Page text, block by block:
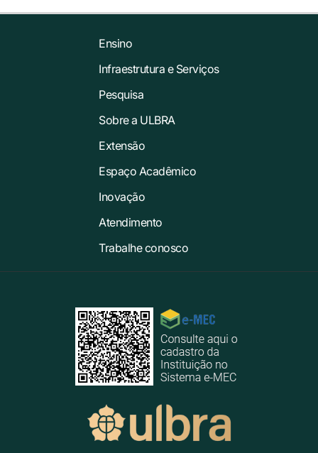
Ensino
Infraestrutura e Serviços
Pesquisa
Sobre a ULBRA
Extensão
Espaço Acadêmico
Inovação
Atendimento
Trabalhe conosco